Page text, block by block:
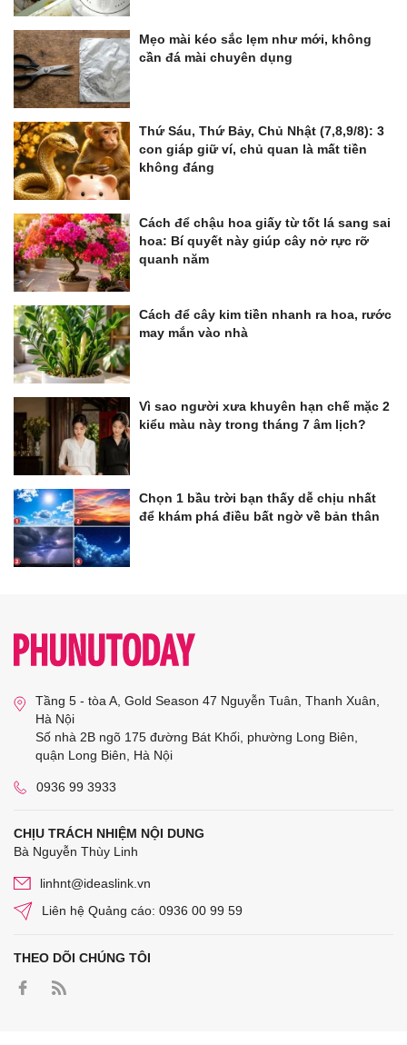
Mẹo mài kéo sắc lẹm như mới, không
cần đá mài chuyên dụng
Thứ Sáu, Thứ Bảy, Chủ Nhật (7,8,9/8): 3
con giáp giữ ví, chủ quan là mất tiền
không đáng
Cách để chậu hoa giấy từ tốt lá sang sai
hoa: Bí quyết này giúp cây nở rực rỡ
quanh năm
Cách để cây kim tiền nhanh ra hoa, rước
may mắn vào nhà
Vì sao người xưa khuyên hạn chế mặc 2
kiểu màu này trong tháng 7 âm lịch?
Chọn 1 bầu trời bạn thấy dễ chịu nhất
để khám phá điều bất ngờ về bản thân
Tầng 5 - tòa A, Gold Season 47 Nguyễn Tuân, Thanh Xuân,
Hà Nội
Số nhà 2B ngõ 175 đường Bát Khối, phường Long Biên,
quận Long Biên, Hà Nội
0936 99 3933
CHỊU TRÁCH NHIỆM NỘI DUNG
Bà Nguyễn Thùy Linh
linhnt@ideaslink.vn
Liên hệ Quảng cáo: 0936 00 99 59
THEO DÕI CHÚNG TÔI